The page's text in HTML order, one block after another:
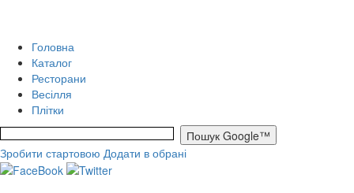
Головна
Каталог
Ресторани
Весілля
Плітки
Зробити стартовою Додати в обрані